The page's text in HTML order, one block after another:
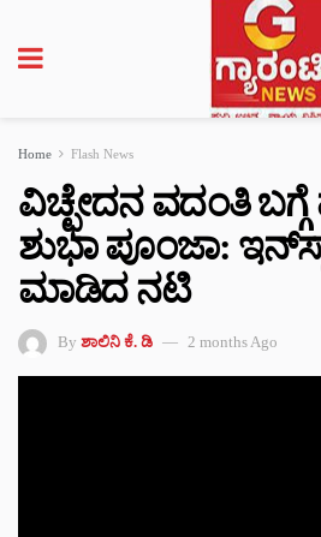
Home Flash News
ವಿಚ್ಛೇದನ ವದಂತಿ
ಶುಭಾ ಪೂಂಜಾ:
ಮಾಡಿದ ನಟಿ
By ಶಾಲಿನಿ ಕೆ. ಡಿ 2 months Ago